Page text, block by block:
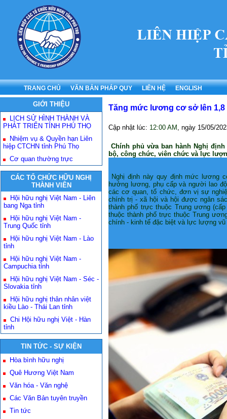
TRANG CHỦ VĂN BẢN PHÁP QUY LIÊN HỆ ENGLISH
GIỚI THIỆU
LỊCH SỬ HÌNH THÀNH VÀ
PHÁT TRIỂN TỈNH PHÚ THỌ
Nhiệm vụ & Quyền hạn Liên
hiệp CTCHN tỉnh Phú Thọ
Cơ quan thường trực
CÁC TỔ CHỨC HỮU NGHỊ
THÀNH VIÊN
Hội hữu nghị Việt Nam - Liên
bang Nga tỉnh
Hội hữu nghị Việt Nam -
Trung Quốc tỉnh
Hội hữu nghị Việt Nam - Lào
tỉnh
Hội hữu nghị Việt Nam -
Campuchia tỉnh
Hội hữu nghị Việt Nam - Séc -
Slovakia tỉnh
Hội hữu nghị thân nhân việt
kiều Lào - Thái Lan tỉnh
Chi Hội hữu nghị Việt - Hàn
tỉnh
TIN TỨC - SỰ KIỆN
Hòa bình hữu nghị
Quê Hương Việt Nam
Văn hóa - Văn nghệ
Các Văn Bản tuyên truyền
Tin tức
Tăng mức lương cơ sở lên
Cập nhật lúc: 12:00 AM , ngày 15/05/
Chính phủ vừa ban hành Nghị
bộ, công chức, viên chức và lực
Nghị định này quy định mức lương
hưởng lương, phụ cấp và người lao
các cơ quan, tổ chức, đơn vị sự
chính trị - xã hội và hội được ngân
thành phố trực thuộc Trung ương
thuộc thành phố trực thuộc Trung
chính - kinh tế đặc biệt và lực lượng vũ